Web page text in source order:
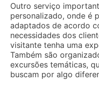
Outro serviço
personalizado, onde é
adaptados de acordo
necessidades dos
visitante tenha uma
Também são
excursões temáticas,
buscam por algo